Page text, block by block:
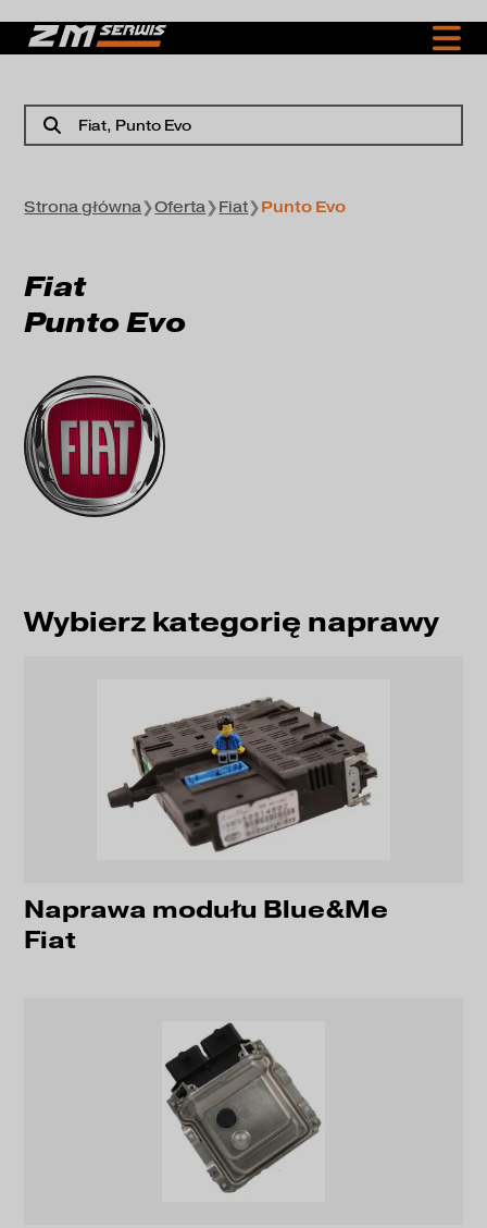
Fiat, Punto Evo
Strona główna❯Oferta❯Fiat❯Punto Evo
Fiat
Punto Evo
Wybierz kategorię naprawy
Naprawa modułu Blue&Me
Fiat